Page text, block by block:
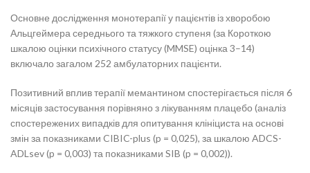
Основне дослідження монотерапії у пацієнтів із хворобою
Альцгеймера середнього та тяжкого ступеня (за Короткою
шкалою оцінки психічного статусу (MMSE) оцінка 3–14)
включало загалом 252 амбулаторних пацієнти.
Позитивний вплив терапії мемантином спостерігається після 6
місяців застосування порівняно з лікуванням плацебо (аналіз
спостережених випадків для опитування клініциста на основі
змін за показниками CIBIC-plus (p = 0,025), за шкалою ADCS-
ADLsev (p = 0,003) та показниками SIB (p = 0,002)).